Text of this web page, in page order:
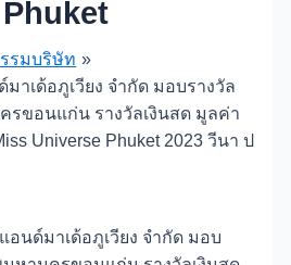
รมบริษัท
าเด้อภูเวียง จำกัด มอบรางวัล
รขอนแก่น รางวัลเงินสด มูลค่า
Universe Phuket 2023 วีนา ป
นด์มาเด้อภูเวียง จำกัด มอบ